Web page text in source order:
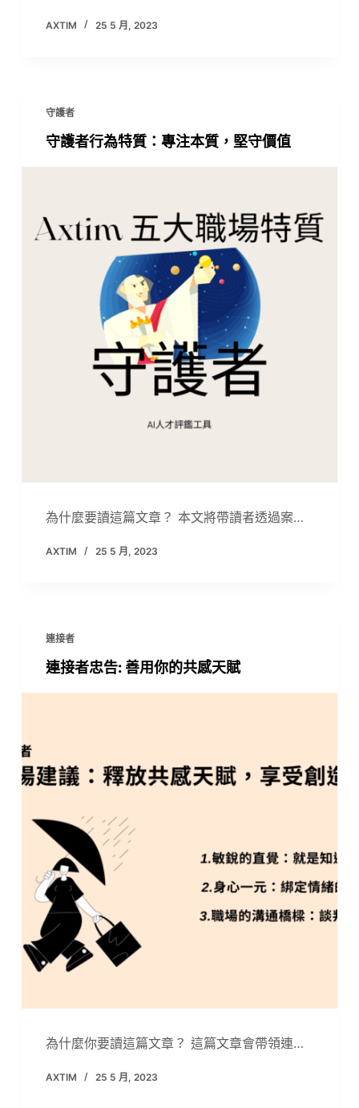
AXTIM 25 5 月, 2023
守護者
守護者行為特質：專注本質，堅守價值
為什麼要讀這篇文章？ 本文將帶讀者透過案…
AXTIM 25 5 月, 2023
連接者
連接者忠告: 善用你的共感天賦
為什麼你要讀這篇文章？ 這篇文章會帶領連…
AXTIM 25 5 月, 2023